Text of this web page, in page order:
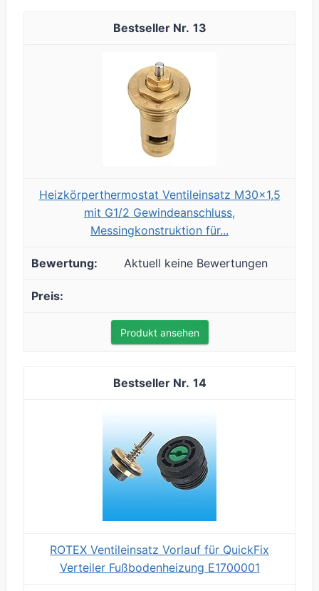
13
Heizkörperthermostat Ventileinsatz M30x1,5
mit G1/2 Gewindeanschluss,
Messingkonstruktion für...
Aktuell keine Bewertungen
Produkt ansehen
14
ROTEX Ventileinsatz Vorlauf für QuickFix
Verteiler Fußbodenheizung E1700001